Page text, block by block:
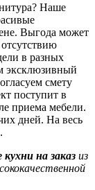
Наше
Выгода может
в разных
эксклюзивный
смету
поступит в
приема мебели.
дней. На весь
на заказ из